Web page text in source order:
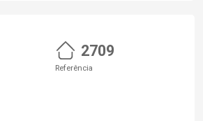
2709
Referência